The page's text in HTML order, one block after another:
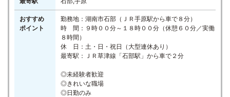
おすすめ
ポイント
勤務地：湖南市石部（ＪＲ手原駅から車で８分）
時 間：９時００分～１８時００分（休憩６０分／実働
８時間）
休 日：土・日・祝日（大型連休あり）
最寄駅：ＪＲ草津線「石部駅」から車で２分
◎未経験者歓迎
◎きれいな職場
◎日勤のみ